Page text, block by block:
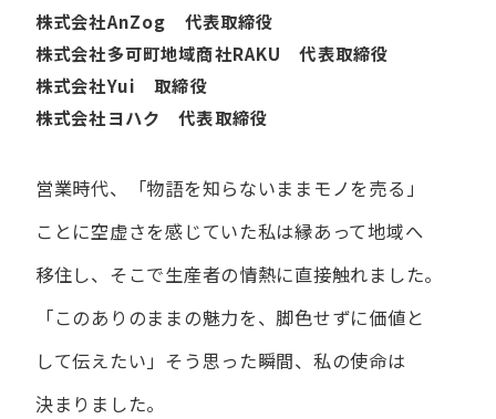
株式会社AnZog 代表取締役
株式会社多可町地域商社RAKU 代表取締役
株式会社Yui 取締役
株式会社ヨハク 代表取締役
営業時代、​「物語を​知らないまま​モノを​売る」
ことに​空虚さを​感じていた​私は縁あって​地域へ​
移住し、​そこで​生産者の​情熱に​直接触れました。
「この​ありの​ままの​魅力を、​脚色せずに​価値と​
して​伝えたい」 そう​思った​瞬間、​私の​使命は​
決まりました。